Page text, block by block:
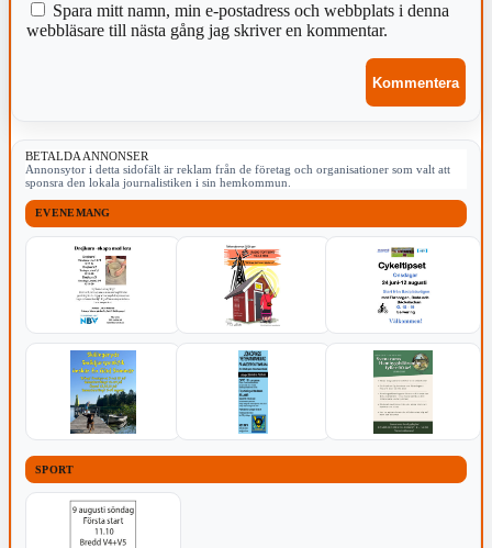
Spara mitt namn, min e-postadress och webbplats i denna
webbläsare till nästa gång jag skriver en kommentar.
BETALDA ANNONSER
Annonsytor i detta sidofält är reklam från de företag och organisationer som valt att
sponsra den lokala journalistiken i sin hemkommun.
EVENEMANG
SPORT